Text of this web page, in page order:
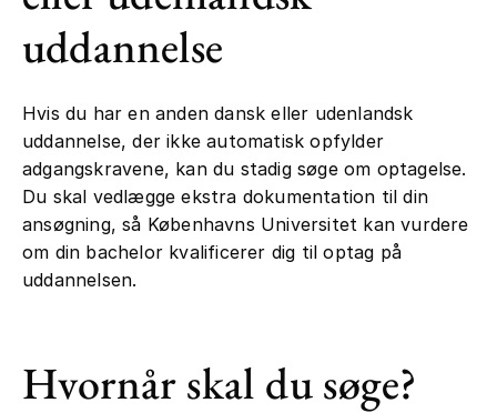
uddannelse
Hvis du har en anden dansk eller udenlandsk
uddannelse, der ikke automatisk opfylder
adgangskravene, kan du stadig søge om optagelse.
Du skal vedlægge ekstra dokumentation til din
ansøgning, så Københavns Universitet kan vurdere
om din bachelor kvalificerer dig til optag på
uddannelsen.
Hvornår skal du søge?